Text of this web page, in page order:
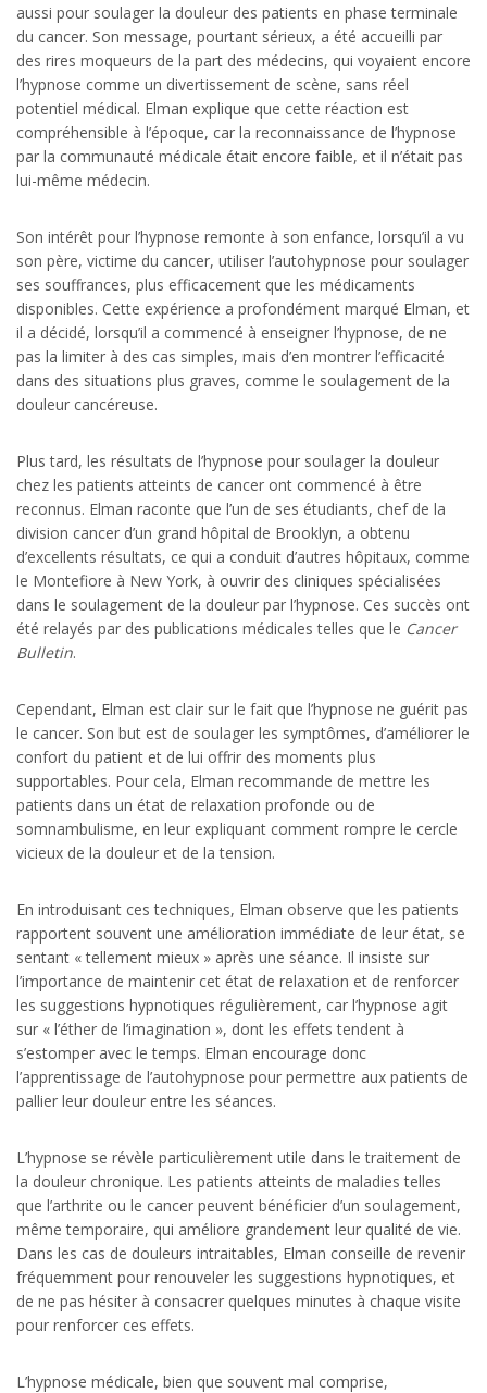
aussi pour soulager la douleur des patients en phase terminale
du cancer. Son message, pourtant sérieux, a été accueilli par
des rires moqueurs de la part des médecins, qui voyaient encore
l’hypnose comme un divertissement de scène, sans réel
potentiel médical. Elman explique que cette réaction est
compréhensible à l’époque, car la reconnaissance de l’hypnose
par la communauté médicale était encore faible, et il n’était pas
lui-même médecin.
Son intérêt pour l’hypnose remonte à son enfance, lorsqu’il a vu
son père, victime du cancer, utiliser l’autohypnose pour soulager
ses souffrances, plus efficacement que les médicaments
disponibles. Cette expérience a profondément marqué Elman, et
il a décidé, lorsqu’il a commencé à enseigner l’hypnose, de ne
pas la limiter à des cas simples, mais d’en montrer l’efficacité
dans des situations plus graves, comme le soulagement de la
douleur cancéreuse.
Plus tard, les résultats de l’hypnose pour soulager la douleur
chez les patients atteints de cancer ont commencé à être
reconnus. Elman raconte que l’un de ses étudiants, chef de la
division cancer d’un grand hôpital de Brooklyn, a obtenu
d’excellents résultats, ce qui a conduit d’autres hôpitaux, comme
le Montefiore à New York, à ouvrir des cliniques spécialisées
dans le soulagement de la douleur par l’hypnose. Ces succès ont
été relayés par des publications médicales telles que le Cancer
Bulletin.
Cependant, Elman est clair sur le fait que l’hypnose ne guérit pas
le cancer. Son but est de soulager les symptômes, d’améliorer le
confort du patient et de lui offrir des moments plus
supportables. Pour cela, Elman recommande de mettre les
patients dans un état de relaxation profonde ou de
somnambulisme, en leur expliquant comment rompre le cercle
vicieux de la douleur et de la tension.
En introduisant ces techniques, Elman observe que les patients
rapportent souvent une amélioration immédiate de leur état, se
sentant « tellement mieux » après une séance. Il insiste sur
l’importance de maintenir cet état de relaxation et de renforcer
les suggestions hypnotiques régulièrement, car l’hypnose agit
sur « l’éther de l’imagination », dont les effets tendent à
s’estomper avec le temps. Elman encourage donc
l’apprentissage de l’autohypnose pour permettre aux patients de
pallier leur douleur entre les séances.
L’hypnose se révèle particulièrement utile dans le traitement de
la douleur chronique. Les patients atteints de maladies telles
que l’arthrite ou le cancer peuvent bénéficier d’un soulagement,
même temporaire, qui améliore grandement leur qualité de vie.
Dans les cas de douleurs intraitables, Elman conseille de revenir
fréquemment pour renouveler les suggestions hypnotiques, et
de ne pas hésiter à consacrer quelques minutes à chaque visite
pour renforcer ces effets.
L’hypnose médicale, bien que souvent mal comprise,